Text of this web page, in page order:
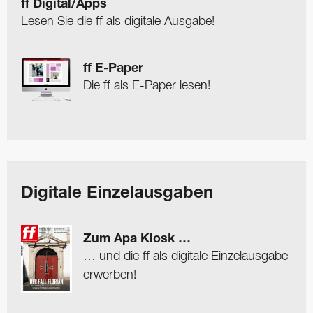
ff Digital/Apps
Lesen Sie die ff als digitale Ausgabe!
ff E-Paper
Die ff als E-Paper lesen!
Digitale Einzelausgaben
Zum Apa Kiosk …
… und die ff als digitale Einzelausgabe
erwerben!